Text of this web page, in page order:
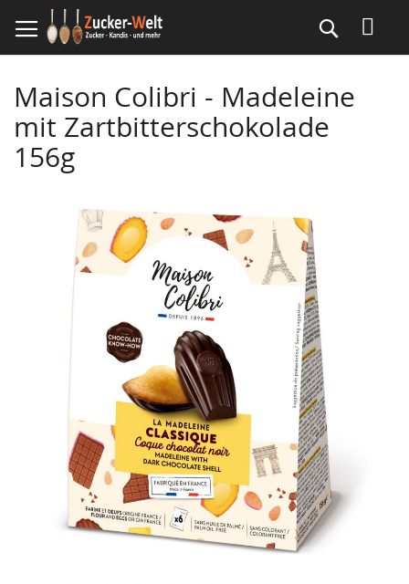
zum
Inhalt
Suche
Maison Colibri - Madeleine
mit Zartbitterschokolade
156g